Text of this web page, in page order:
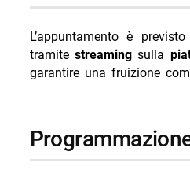
L’appuntamento è previsto
tramite streamingsulla
garantire una fruizione